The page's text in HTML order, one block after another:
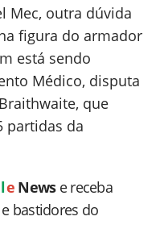
Mec, outra dúvida
figura do armador
está sendo
Médico, disputa
que
partidas da
le News e receba
bastidores do